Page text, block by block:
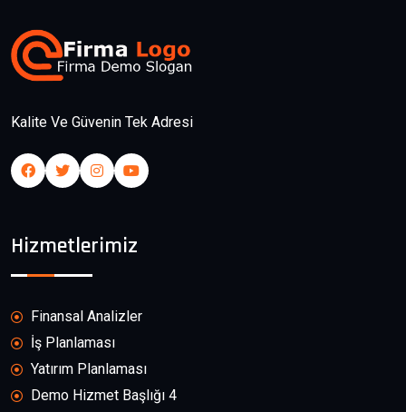
Kalite Ve Güvenin Tek Adresi
Hizmetlerimiz
Finansal Analizler
İş Planlaması
Yatırım Planlaması
Demo Hizmet Başlığı 4